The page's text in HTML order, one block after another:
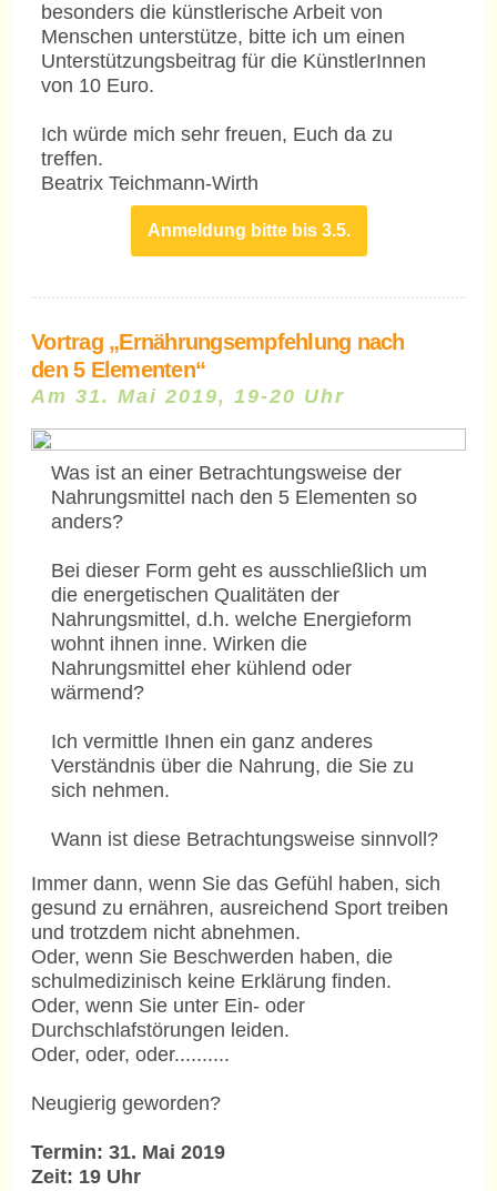
besonders die künstlerische Arbeit von
Menschen unterstütze, bitte ich um einen
Unterstützungsbeitrag für die KünstlerInnen
von 10 Euro.
Ich würde mich sehr freuen, Euch da zu
treffen.
Beatrix Teichmann-Wirth
Anmeldung bitte bis 3.5.
Vortrag „Ernährungsempfehlung nach
den 5 Elementen“
Am 31. Mai 2019, 19-20 Uhr
Was ist an einer Betrachtungsweise der
Nahrungsmittel nach den 5 Elementen so
anders?
Bei dieser Form geht es ausschließlich um
die energetischen Qualitäten der
Nahrungsmittel, d.h. welche Energieform
wohnt ihnen inne. Wirken die
Nahrungsmittel eher kühlend oder
wärmend?
Ich vermittle Ihnen ein ganz anderes
Verständnis über die Nahrung, die Sie zu
sich nehmen.
Wann ist diese Betrachtungsweise sinnvoll?
Immer dann, wenn Sie das Gefühl haben, sich
gesund zu ernähren, ausreichend Sport treiben
und trotzdem nicht abnehmen.
Oder, wenn Sie Beschwerden haben, die
schulmedizinisch keine Erklärung finden.
Oder, wenn Sie unter Ein- oder
Durchschlafstörungen leiden.
Oder, oder, oder..........
Neugierig geworden?
Termin: 31. Mai 2019
Zeit: 19 Uhr